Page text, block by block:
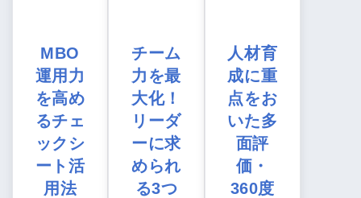
MBO
運用力
を高め
るチェ
ックシ
ート活
用法
チーム
力を最
大化！
リーダ
ーに求
められ
る3つ
人材育
成に重
点をお
いた多
面評
価・
360度